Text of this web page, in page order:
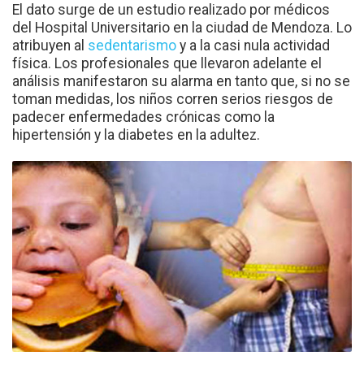
El dato surge de un estudio realizado por médicos
del Hospital Universitario en la ciudad de Mendoza. Lo
atribuyen al sedentarismo y a la casi nula actividad
física. Los profesionales que llevaron adelante el
análisis manifestaron su alarma en tanto que, si no se
toman medidas, los niños corren serios riesgos de
padecer enfermedades crónicas como la
hipertensión y la diabetes en la adultez.